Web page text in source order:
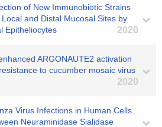
of New Immunobiotic Strains
and Distal Mucosal Sites by
Epitheliocytes
2020
ARGONAUTE2 activation
to cucumber mosaic virus
2020
Virus Infections in Human Cells
Neuraminidase Sialidase